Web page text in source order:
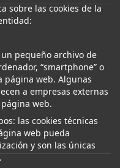
sobre las cookies de la
pequeño archivo de
“smartphone” o
página web. Algunas
a empresas externas
web.
las cookies técnicas
web pueda
y son las únicas